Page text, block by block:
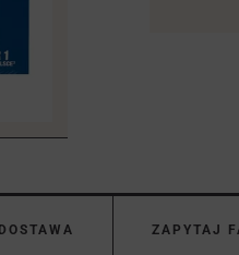
DOSTAWA ZAPYTAJ